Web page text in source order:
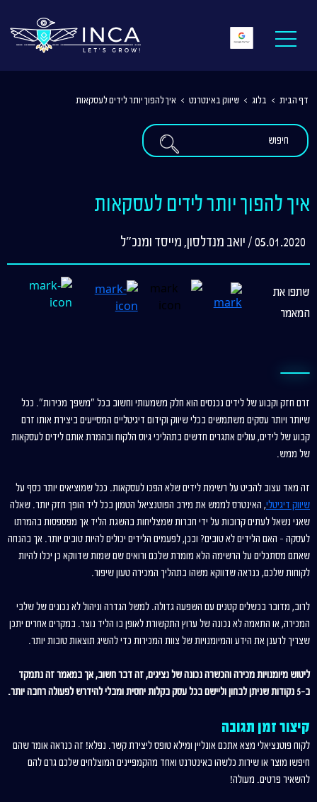
דף הבית > בלוג > שיווק באינטרנט > איך להפוך יותר לידים לעסקאות
איך להפוך יותר לידים לעסקאות
05.01.2020 / יואב מנדלסון, מייסד ומנכ"ל
שתפו את
המאמר
זרם חזק וקבוע של לידים נכנסים הוא חלק משמעותי וחשוב בכל "משפך מכירות". ככל
שיותר ויותר עסקים משתמשים בכלי שיווק וקידום דיגיטליים המסייעים ביצירת אותו זרם
קבוע של לידים, עולים אתגרים חדשים בתהליכי גיוס הלקוח ובהמרת אותם לידים לעסקאות
של ממש.
זה מאד עצוב להביט על רשימת לידים שלא הפכו לעסקאות. ככל שמוציאים יותר כסף על
שיווק דיגיטלי, האינטרס לממש את מירב הפוטנציאל הטמון בכל ליד הופך חזק יותר. שאלה
שאני נשאל לעתים קרובות על ידי חברות שמצליחות בהשגת הליד אך מפספסות בהמרתו
לעסקה – האם הלידים לא טובים? ובכן, לפעמים הלידים יכולים להיות טובים יותר. אך בהנחה
שאתם מסתכלים על הרשימה הלא מומרת שלכם ורואים שם שמות שדווקא כן יכלו להיות
לקוחות שלכם, כנראה שדווקא משהו בתהליך המכירה טעון שיפור.
לרוב, מדובר בכשלים קטנים עם השפעה גדולה. למשל הגדרה וניהול לא נכונים של שלבי
המכירה, או התאמה לא נכונה של ערוץ התקשורת לאופן בו הליד נוצר. במקרים אחרים יתכן
שצריך לרענן את הידע והמיומנויות של צוות המכירות כדי להשיג תוצאות טובות יותר.
ליטוש מיומנויות מכירה והכשרה נכונה של נציגים, זה דבר חשוב, אך במאמר זה נתמקד
ב-5 נקודות שניתן לבחון וליישם בכל עסק בקלות יחסית ומבלי להידרש לפעולה רחבה יותר.
קיצור זמן תגובה
לקוח פוטנציאלי מצא אתכם אונליין ומילא טופס ליצירת קשר. נפלא! זה כנראה אומר שהם
חיפשו מוצר או שירות כלשהו באינטרנט ואחד מהקמפיינים המוצלחים שלכם גרם להם
להשאיר פרטים. מעולה!